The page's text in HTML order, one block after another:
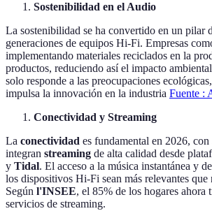
Sostenibilidad en el Audio
La sostenibilidad se ha convertido en un pilar
generaciones de equipos Hi-Fi. Empresas
implementando materiales reciclados en la
productos, reduciendo así el impacto
solo responde a las preocupaciones
impulsa la innovación en la industria Fuente :
Conectividad y Streaming
La conectividad es fundamental en 2026,
integran streaming de alta calidad desde
y Tidal. El acceso a la música instantánea y
los dispositivos Hi-Fi sean más relevantes que
Según l'INSEE, el 85% de los hogares ahora
servicios de streaming.